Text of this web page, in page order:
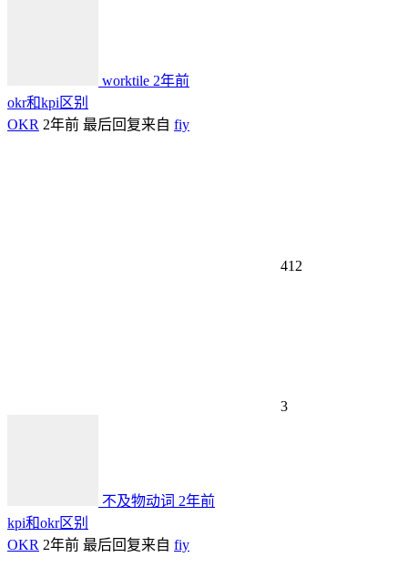
worktile 2年前
okr和kpi区别
OKR 2年前 最后回复来自 fiy
412
3
不及物动词 2年前
kpi和okr区别
OKR 2年前 最后回复来自 fiy